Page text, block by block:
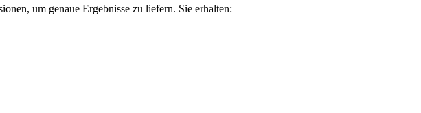
um genaue Ergebnisse zu liefern. Sie erhalten: